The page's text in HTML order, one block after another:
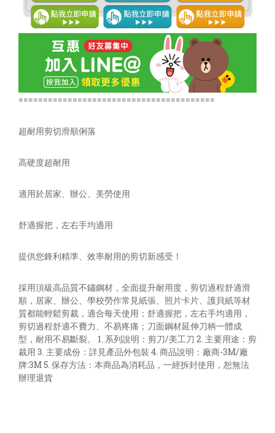
========================================
超耐用剪切滑順俐落
高硬度超耐用
適用於居家、辦公、美勞使用
舒適握把，左右手均適用
提供您鋒利精準、效率耐用的剪切新感受！
採用頂級高品質不鏽鋼材，全面提升耐用度，剪切過程舒適滑
順，居家、辦公、學校勞作常見紙張、照片卡片、護貝紙等材
質都能輕鬆剪裁，適合每天使用；舒適握把，左右手均適用，
剪切過程舒適不費力、不易疼痛；刀面鋼材延伸刀柄一體成
型，耐用不易斷裂。 1. 系列說明：剪刀/美工刀 2. 主要用途：剪
裁用 3. 主要成份：詳見產品外包裝 4. 商品說明：廠商-3M/廠
牌:3M 5. 保存方法：本商品為消耗品，一經拆封使用，恕無法
辦理退貨